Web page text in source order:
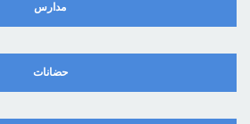
مدارس
حضانات